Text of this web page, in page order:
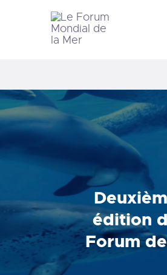
édition
Forum
Mer-
LE FORUM
FÊTES DE LA MER
LE CLUB BLEU
LA SAISON BLEUE
MÉDIATHÈQUE
DOCUMENTATION
CONTACT